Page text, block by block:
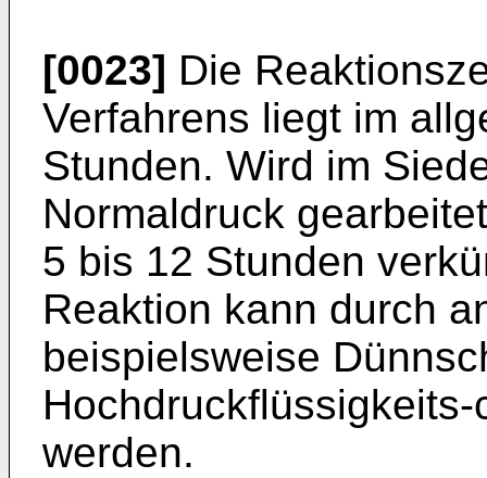
[0023] Die
Verfahrens liegt im
Stunden. Wird im
Normaldruck
5 bis 12 Stunden
Reaktion kann durch
beispielsweise
werden.